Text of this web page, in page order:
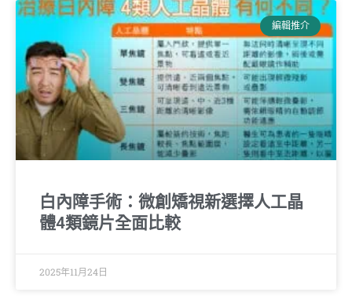
編輯推介
白內障手術：微創矯視新選擇人工晶
體4類鏡片全面比較
2025年11月24日
PagePagePagePage Page